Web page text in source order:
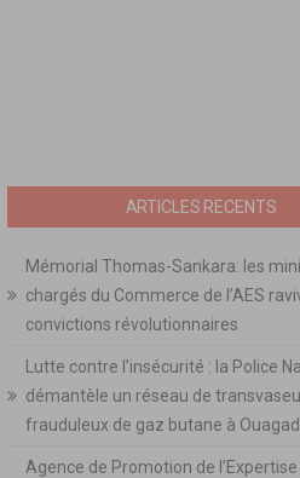
ARTICLES RECENTS
Mémorial Thomas-Sankara: les
chargés du Commerce de l’AES
convictions révolutionnaires
Lutte contre l’insécurité : la Police
démantèle un réseau de
frauduleux de gaz butane à
Agence de Promotion de